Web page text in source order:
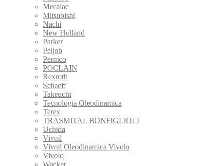
Mecalac
Mitsubishi
Nachi
New Holland
Parker
Peljob
Permco
POCLAIN
Rexroth
Schaeff
Takeuchi
Tecnologia Oleodinamica
Terex
TRASMITAL BONFIGLIOLI
Uchida
Vivoil
Vivoil Oleodinamica Vivolo
Vivolo
Wacker